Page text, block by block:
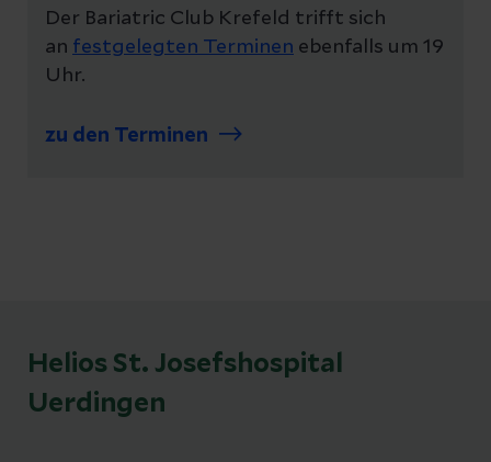
Der Bariatric Club Krefeld trifft sich
an festgelegten Terminen ebenfalls um 19
Uhr.
zu den Terminen
Helios St. Josefshospital
Uerdingen